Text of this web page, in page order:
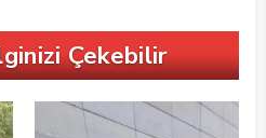
Çekebilir